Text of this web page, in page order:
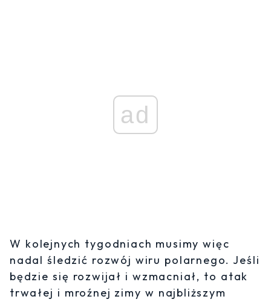
ad
W kolejnych tygodniach musimy więc
nadal śledzić rozwój wiru polarnego. Jeśli
będzie się rozwijał i wzmacniał, to atak
trwałej i mroźnej zimy w najbliższym